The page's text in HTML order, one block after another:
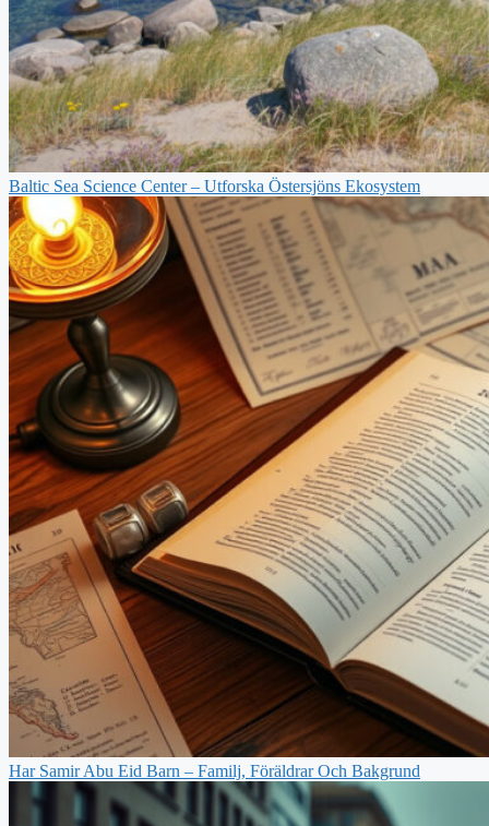
Baltic Sea Science Center – Utforska Östersjöns Ekosystem
Har Samir Abu Eid Barn – Familj, Föräldrar Och Bakgrund